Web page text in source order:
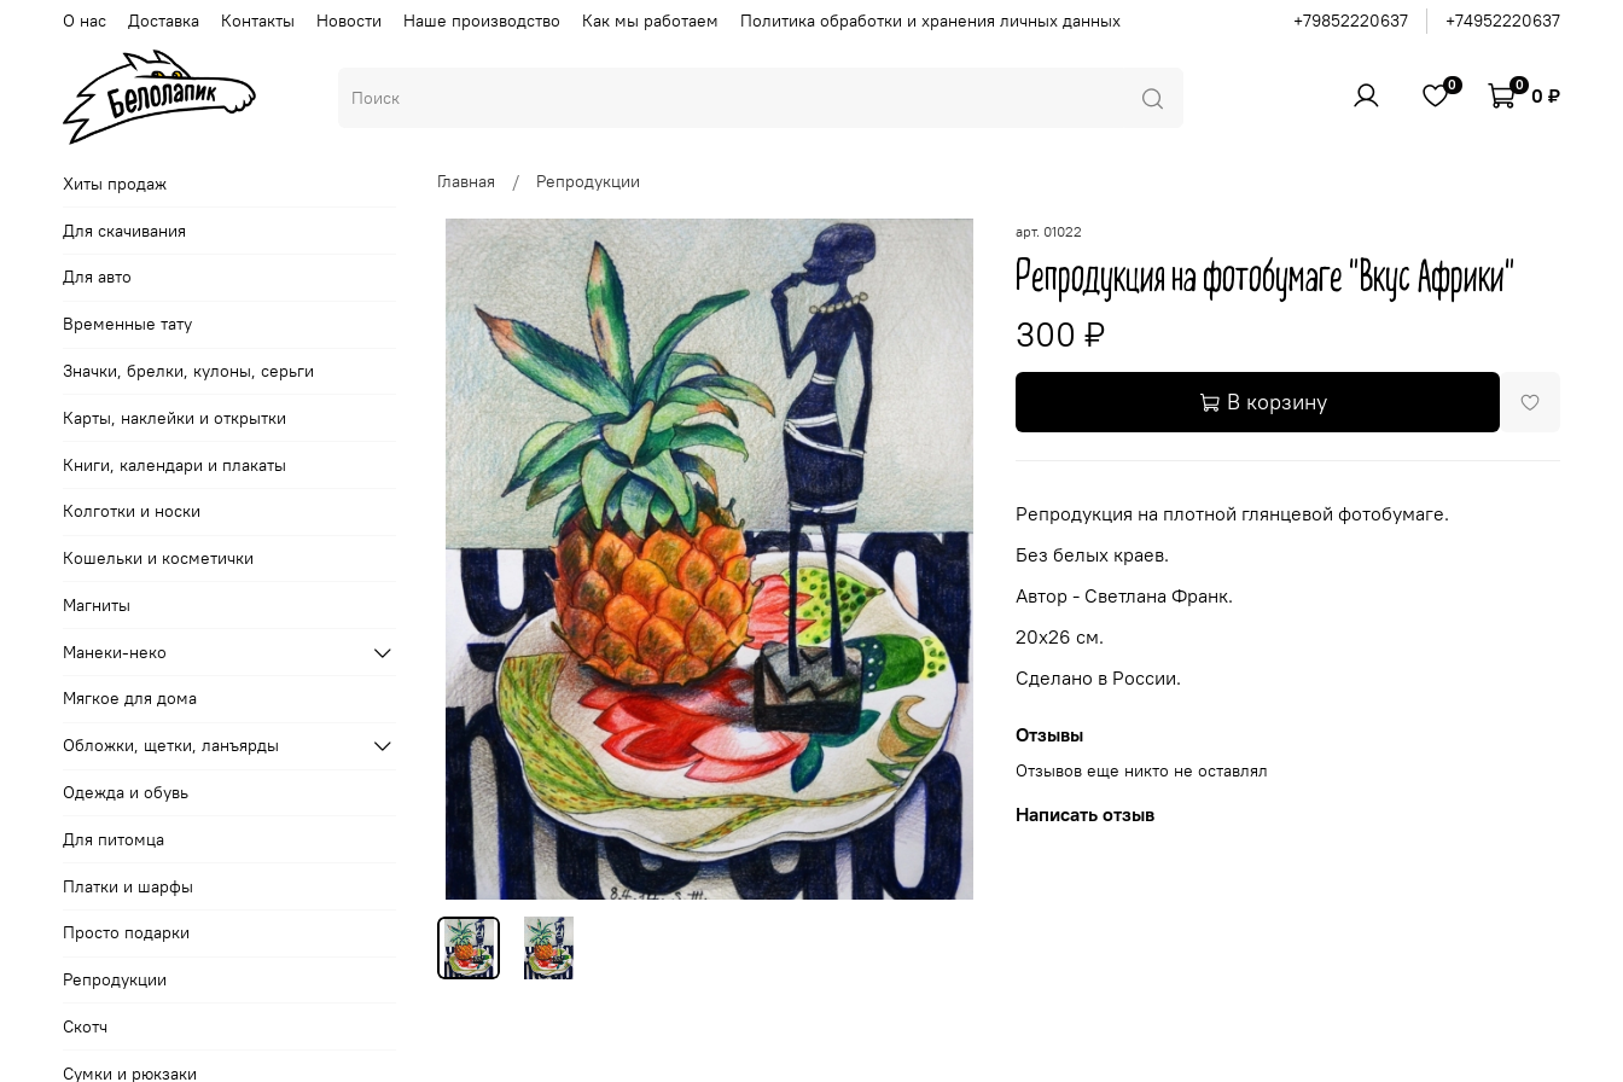
О нас Доставка Контакты Новости Наше производство Как мы работаем Политика обработки и хранения личных данных +79852220637 +74952220637
0 0 0 ₽
Главная Репродукции
арт. 01022
Репродукция на фотобумаге "Вкус Африки"
300 ₽
В корзину
Репродукция на плотной глянцевой фотобумаге.
Без белых краев.
Автор - Светлана Франк.
20x26 см.
Сделано в России.
Отзывы
Отзывов еще никто не оставлял
Написать отзыв
Хиты продаж
Для скачивания
Для авто
Временные тату
Значки, брелки, кулоны, серьги
Карты, наклейки и открытки
Книги, календари и плакаты
Колготки и носки
Кошельки и косметички
Магниты
Манеки-неко
Мягкое для дома
Обложки, щетки, ланъярды
Одежда и обувь
Для питомца
Платки и шарфы
Просто подарки
Репродукции
Скотч
Сумки и рюкзаки